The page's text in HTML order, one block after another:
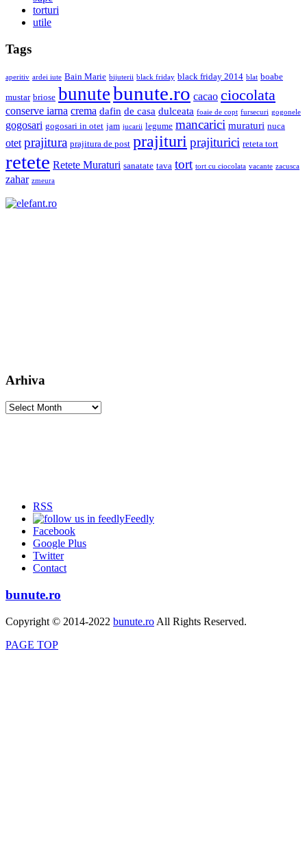
torturi
utile
Tags
aperitiv ardei iute Bain Marie bijuterii black friday black friday 2014 blat boabe
mustar briose bunutebunute.ro cacao ciocolata
conserve iarna crema dafin de casa dulceata foaie de copt fursecuri gogonele
gogosari gogosari in otet jam jucarii legume mancarici muraturi nuca
otet prajitura prajitura de post prajituri prajiturici reteta tort
retete Retete Muraturi sanatate tava tort tort cu ciocolata vacante zacusca
zahar zmeura
Arhiva
Arhiva
RSS
Feedly
Facebook
Google Plus
Twitter
Contact
bunute.ro
Copyright © 2014-2022 bunute.ro All Rights Reserved.
PAGE TOP